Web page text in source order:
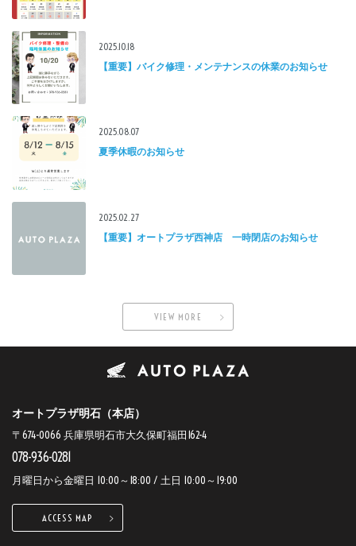
2025.10.18
【重要】バイク修理・メンテナンスの休業のお知らせ
2025.08.07
夏季休暇のお知らせ
2025.02.27
【重要】オートプラザ西神店 一時閉店のお知らせ
VIEW MORE
オートプラザ明石（本店）
〒674-0066 兵庫県明石市大久保町福田162-4
078-936-0281
月曜日から金曜日 10:00～18:00 / 土日 10:00～19:00
ACCESS MAP